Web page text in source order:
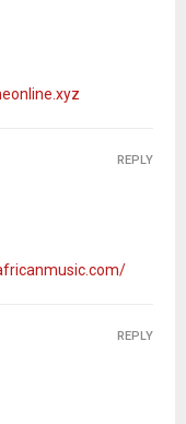
REPLY
REPLY